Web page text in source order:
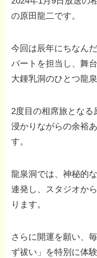
の原田龍二です。
今回は辰年にちなん
パートを担当し、舞
大鍾乳洞のひとつ龍泉
2度目の相席旅となる
浸かりながらの余裕
す。
龍泉洞では、神秘的
連発し、スタジオか
ります。
さらに開運を願い、
ず祓い」を特別に体